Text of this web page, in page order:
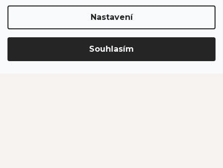
Nastavení
Souhlasím
PŘIHLÁSIT SE